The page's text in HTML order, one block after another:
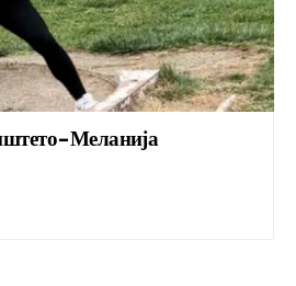
Меланија